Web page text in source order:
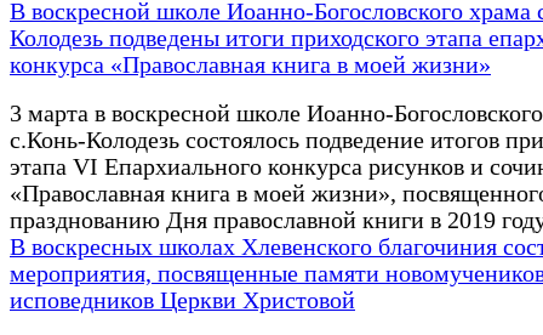
В воскресной школе Иоанно-Богословского храма
Колодезь подведены итоги приходского этапа
конкурса «Православная книга в моей жизни»
3 марта в воскресной школе Иоанно-
с.Конь-Колодезь состоялось подведение итогов
этапа VI Епархиального конкурса рисунков и
«Православная книга в моей жизни»,
празднованию Дня православной книги в 2019
В воскресных школах Хлевенского благочиния
мероприятия, посвященные памяти
исповедников Церкви Христовой